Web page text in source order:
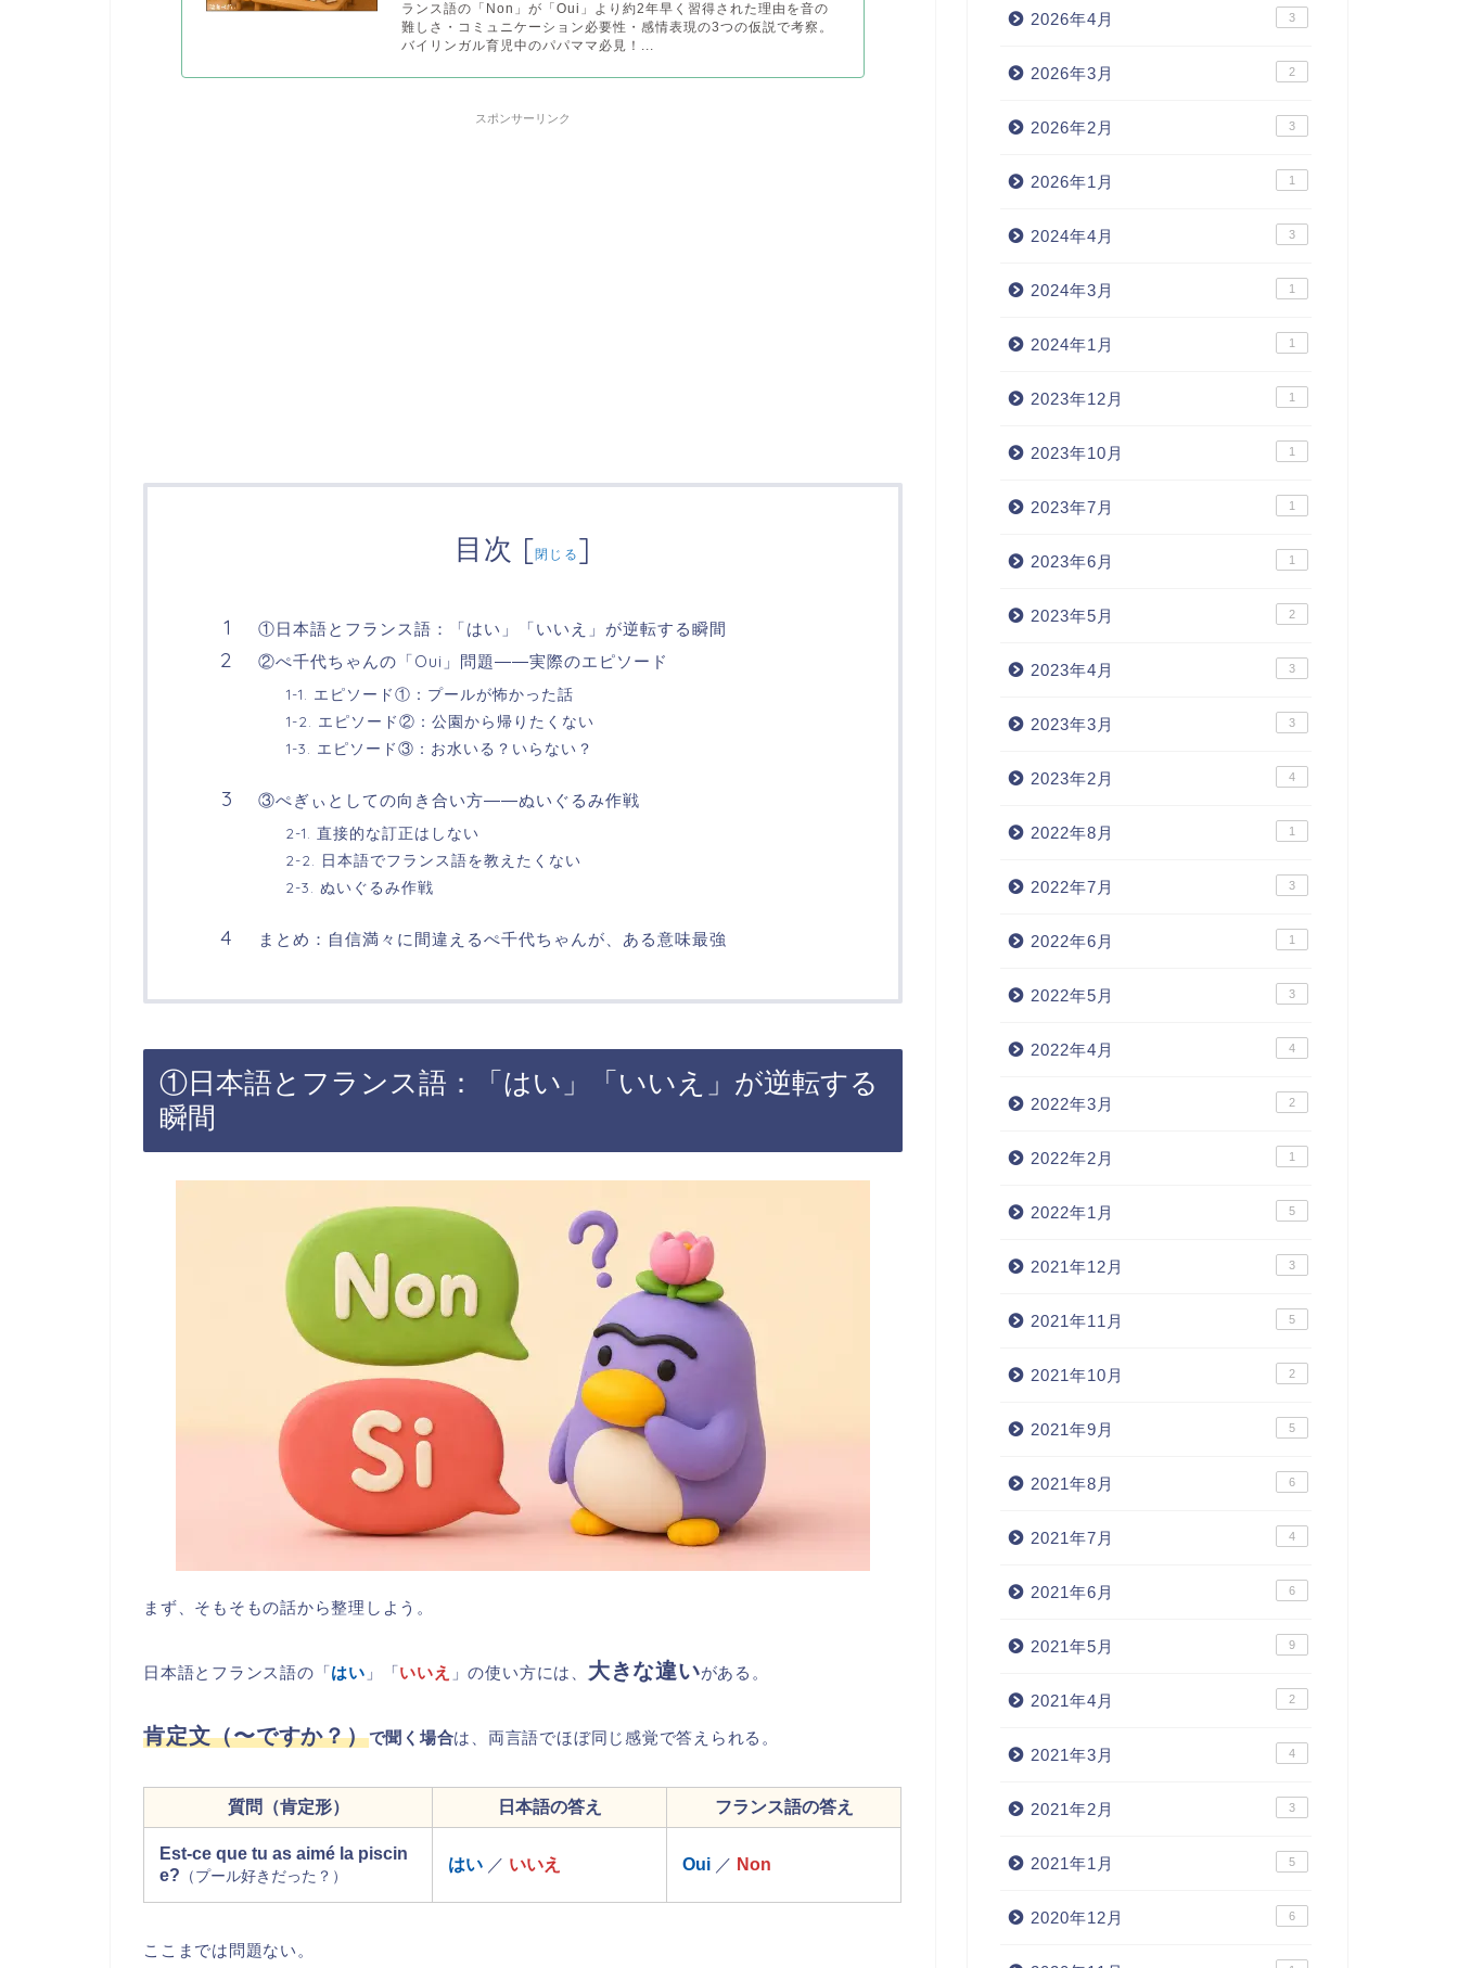
ランス語の「Non」が「Oui」より約2年早く習得された理由を音の
難しさ・コミュニケーション必要性・感情表現の3つの仮説で考察。
バイリンガル育児中のパパママ必見！...
スポンサーリンク
目次 [閉じる ]
①日本語とフランス語：「はい」「いいえ」が逆転する瞬間
②ぺ千代ちゃんの「Oui」問題――実際のエピソード
1-1. エピソード①：プールが怖かった話
1-2. エピソード②：公園から帰りたくない
1-3. エピソード③：お水いる？いらない？
③ぺぎぃとしての向き合い方――ぬいぐるみ作戦
2-1. 直接的な訂正はしない
2-2. 日本語でフランス語を教えたくない
2-3. ぬいぐるみ作戦
まとめ：自信満々に間違えるぺ千代ちゃんが、ある意味最強
①日本語とフランス語：「はい」「いいえ」が逆転する
瞬間
まず、そもそもの話から整理しよう。
日本語とフランス語の「はい 」「いいえ 」の使い方には、 大きな違いがある。
肯定文（〜ですか？）で聞く場合は、両言語でほぼ同じ感覚で答えられる。
質問（肯定形） 日本語の答え フランス語の答え
Est-ce que tu as aimé la piscin
e? （プール好きだった？）
はい ／ いいえ Oui ／ Non
ここまでは問題ない。
2026年4月 3
2026年3月 2
2026年2月 3
2026年1月 1
2024年4月 3
2024年3月 1
2024年1月 1
2023年12月 1
2023年10月 1
2023年7月 1
2023年6月 1
2023年5月 2
2023年4月 3
2023年3月 3
2023年2月 4
2022年8月 1
2022年7月 3
2022年6月 1
2022年5月 3
2022年4月 4
2022年3月 2
2022年2月 1
2022年1月 5
2021年12月 3
2021年11月 5
2021年10月 2
2021年9月 5
2021年8月 6
2021年7月 4
2021年6月 6
2021年5月 9
2021年4月 2
2021年3月 4
2021年2月 3
2021年1月 5
2020年12月 6